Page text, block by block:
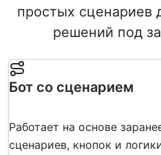
простых сценариев
решений под
Бот со сценарием
Работает на основе
сценариев, кнопок и